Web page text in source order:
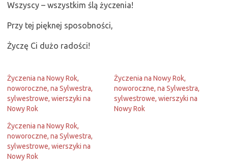
Wszyscy – wszystkim ślą życzenia!
Przy tej pięknej sposobności,
Życzę Ci dużo radości!
Życzenia na Nowy Rok,
noworoczne, na Sylwestra,
sylwestrowe, wierszyki na
Nowy Rok
Życzenia na Nowy Rok,
noworoczne, na Sylwestra,
sylwestrowe, wierszyki na
Nowy Rok
Życzenia na Nowy Rok,
noworoczne, na Sylwestra,
sylwestrowe, wierszyki na
Nowy Rok